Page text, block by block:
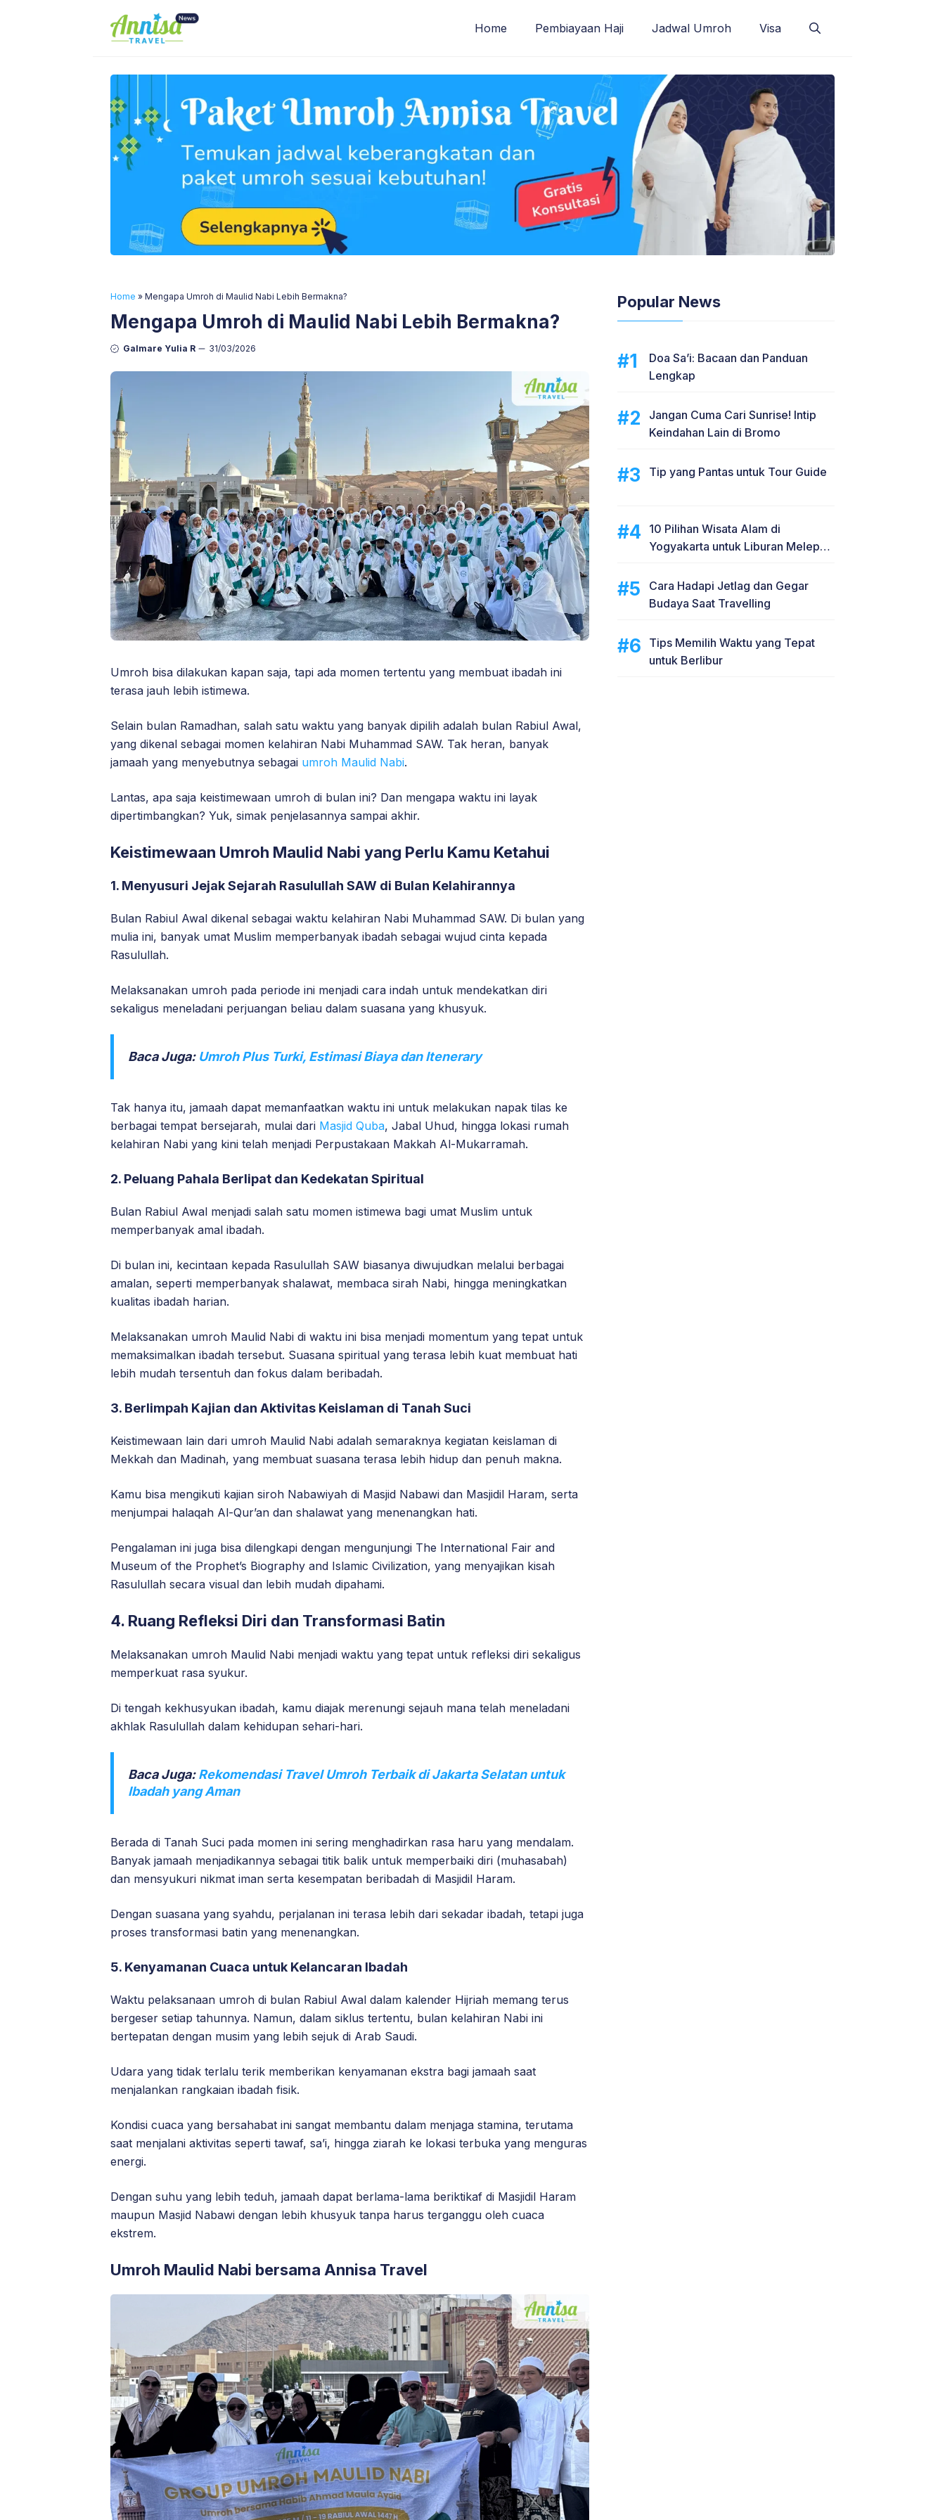
Home Pembiayaan Haji Jadwal Umroh Visa
Home » Mengapa Umroh di Maulid Nabi Lebih Bermakna?
Mengapa Umroh di Maulid Nabi Lebih Bermakna?
Galmare Yulia R 31/03/2026
Umroh bisa dilakukan kapan saja, tapi ada momen tertentu yang membuat ibadah ini
terasa jauh lebih istimewa.
Selain bulan Ramadhan, salah satu waktu yang banyak dipilih adalah bulan Rabiul Awal,
yang dikenal sebagai momen kelahiran Nabi Muhammad SAW. Tak heran, banyak
jamaah yang menyebutnya sebagai umroh Maulid Nabi.
Lantas, apa saja keistimewaan umroh di bulan ini? Dan mengapa waktu ini layak
dipertimbangkan? Yuk, simak penjelasannya sampai akhir.
Keistimewaan Umroh Maulid Nabi yang Perlu Kamu Ketahui
1. Menyusuri Jejak Sejarah Rasulullah SAW di Bulan Kelahirannya
Bulan Rabiul Awal dikenal sebagai waktu kelahiran Nabi Muhammad SAW. Di bulan yang
mulia ini, banyak umat Muslim memperbanyak ibadah sebagai wujud cinta kepada
Rasulullah.
Melaksanakan umroh pada periode ini menjadi cara indah untuk mendekatkan diri
sekaligus meneladani perjuangan beliau dalam suasana yang khusyuk.
Baca Juga: Umroh Plus Turki, Estimasi Biaya dan Itenerary
Tak hanya itu, jamaah dapat memanfaatkan waktu ini untuk melakukan napak tilas ke
berbagai tempat bersejarah, mulai dari Masjid Quba, Jabal Uhud, hingga lokasi rumah
kelahiran Nabi yang kini telah menjadi Perpustakaan Makkah Al-Mukarramah.
2. Peluang Pahala Berlipat dan Kedekatan Spiritual
Bulan Rabiul Awal menjadi salah satu momen istimewa bagi umat Muslim untuk
memperbanyak amal ibadah.
Di bulan ini, kecintaan kepada Rasulullah SAW biasanya diwujudkan melalui berbagai
amalan, seperti memperbanyak shalawat, membaca sirah Nabi, hingga meningkatkan
kualitas ibadah harian.
Melaksanakan umroh Maulid Nabi di waktu ini bisa menjadi momentum yang tepat untuk
memaksimalkan ibadah tersebut. Suasana spiritual yang terasa lebih kuat membuat hati
lebih mudah tersentuh dan fokus dalam beribadah.
3. Berlimpah Kajian dan Aktivitas Keislaman di Tanah Suci
Keistimewaan lain dari umroh Maulid Nabi adalah semaraknya kegiatan keislaman di
Mekkah dan Madinah, yang membuat suasana terasa lebih hidup dan penuh makna.
Kamu bisa mengikuti kajian siroh Nabawiyah di Masjid Nabawi dan Masjidil Haram, serta
menjumpai halaqah Al-Qur’an dan shalawat yang menenangkan hati.
Pengalaman ini juga bisa dilengkapi dengan mengunjungi The International Fair and
Museum of the Prophet’s Biography and Islamic Civilization, yang menyajikan kisah
Rasulullah secara visual dan lebih mudah dipahami.
4. Ruang Refleksi Diri dan Transformasi Batin
Melaksanakan umroh Maulid Nabi menjadi waktu yang tepat untuk refleksi diri sekaligus
memperkuat rasa syukur.
Di tengah kekhusyukan ibadah, kamu diajak merenungi sejauh mana telah meneladani
akhlak Rasulullah dalam kehidupan sehari-hari.
Baca Juga:Rekomendasi Travel Umroh Terbaik di Jakarta Selatan untuk
Ibadah yang Aman
Berada di Tanah Suci pada momen ini sering menghadirkan rasa haru yang mendalam.
Banyak jamaah menjadikannya sebagai titik balik untuk memperbaiki diri (muhasabah)
dan mensyukuri nikmat iman serta kesempatan beribadah di Masjidil Haram.
Dengan suasana yang syahdu, perjalanan ini terasa lebih dari sekadar ibadah, tetapi juga
proses transformasi batin yang menenangkan.
5. Kenyamanan Cuaca untuk Kelancaran Ibadah
Waktu pelaksanaan umroh di bulan Rabiul Awal dalam kalender Hijriah memang terus
bergeser setiap tahunnya. Namun, dalam siklus tertentu, bulan kelahiran Nabi ini
bertepatan dengan musim yang lebih sejuk di Arab Saudi.
Udara yang tidak terlalu terik memberikan kenyamanan ekstra bagi jamaah saat
menjalankan rangkaian ibadah fisik.
Kondisi cuaca yang bersahabat ini sangat membantu dalam menjaga stamina, terutama
saat menjalani aktivitas seperti tawaf, sa’i, hingga ziarah ke lokasi terbuka yang menguras
energi.
Dengan suhu yang lebih teduh, jamaah dapat berlama-lama beriktikaf di Masjidil Haram
maupun Masjid Nabawi dengan lebih khusyuk tanpa harus terganggu oleh cuaca
ekstrem.
Umroh Maulid Nabi bersama Annisa Travel
Popular News
Doa Sa’i: Bacaan dan Panduan
Lengkap
Jangan Cuma Cari Sunrise! Intip
Keindahan Lain di Bromo
Tip yang Pantas untuk Tour Guide
10 Pilihan Wisata Alam di
Yogyakarta untuk Liburan Melepas
Cara Hadapi Jetlag dan Gegar
Budaya Saat Travelling
Tips Memilih Waktu yang Tepat
untuk Berlibur